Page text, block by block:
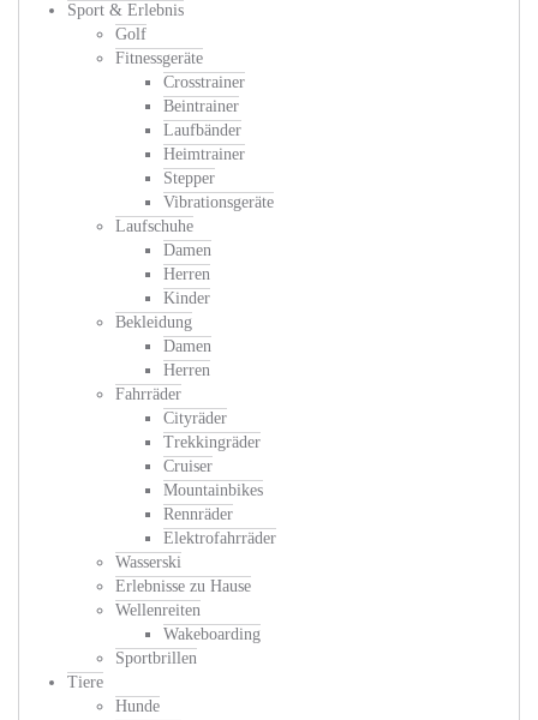
Sport & Erlebnis
Golf
Fitnessgeräte
Crosstrainer
Beintrainer
Laufbänder
Heimtrainer
Stepper
Vibrationsgeräte
Laufschuhe
Damen
Herren
Kinder
Bekleidung
Damen
Herren
Fahrräder
Cityräder
Trekkingräder
Cruiser
Mountainbikes
Rennräder
Elektrofahrräder
Wasserski
Erlebnisse zu Hause
Wellenreiten
Wakeboarding
Sportbrillen
Tiere
Hunde